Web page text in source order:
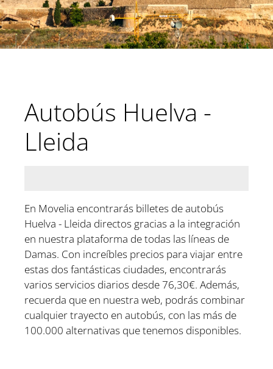
Autobús Huelva -
Lleida
En Movelia encontrarás billetes de autobús
Huelva - Lleida directos gracias a la integración
en nuestra plataforma de todas las líneas de
Damas. Con increíbles precios para viajar entre
estas dos fantásticas ciudades, encontrarás
varios servicios diarios desde 76,30€. Además,
recuerda que en nuestra web, podrás combinar
cualquier trayecto en autobús, con las más de
100.000 alternativas que tenemos disponibles.